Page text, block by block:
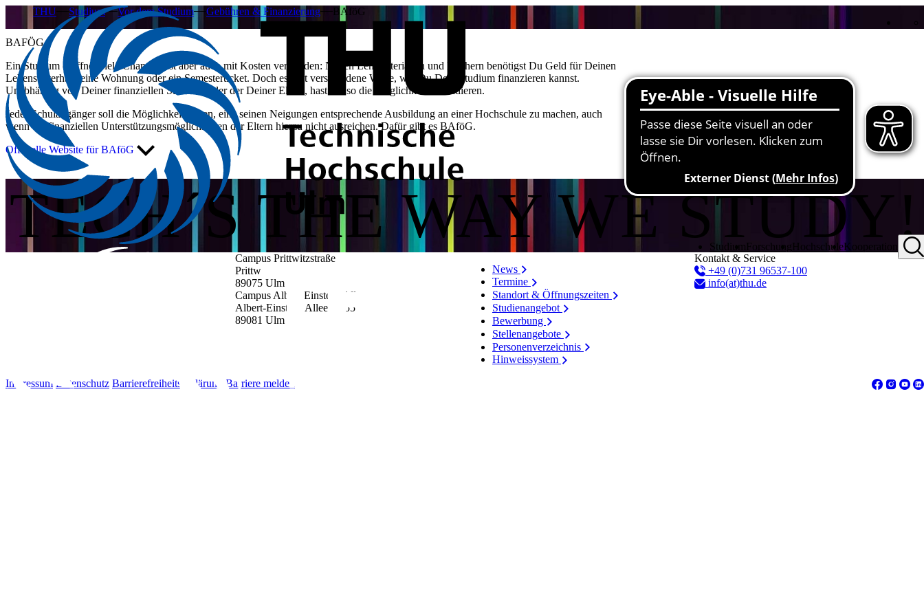
StudiumForschung HochschuleKooperation
THU Studium Vor dem Studium Gebühren & Finanzierung BAföG
BAFÖG
Ein Studium eröffnet viele Chancen, ist aber auch mit Kosten verbunden: Neben Lehrmaterialien und Büchern benötigst Du Geld für Deinen
Lebensunterhalt, eine Wohnung oder ein Semesterticket. Doch es gibt verschiedene Wege, wie Du Dein Studium finanzieren kannst.
Unabhängig von Deiner finanziellen Situation oder der Deiner Eltern, hast Du so die Möglichkeit zu studieren.
Jeder Schulabgänger soll die Möglichkeit haben, eine seinen Neigungen​ entsprechende Ausbildung an einer Hochschule zu machen, auch
wenn die finanziellen Unterstützungsmöglichkeiten der Eltern hierzu nicht ausreichen. Dafür gibt es BAföG.
Offizielle Website für BAföG
TECH´S THE WAY WE STUDY!
Campus Prittwitzstraße
Prittwitzstraße 10
89075 Ulm
Campus Albert-Einstein-Allee
Albert-Einstein-Allee 53/​55
89081 Ulm
News
Termine
Standort & Öffnungszeiten
Studienangebot
Bewerbung
Stellenangebote
Personenverzeichnis
Hinweissystem
Kontakt & Service
+49 (0)731 96537-100
info(at)thu.de
Impressum Datenschutz Barrierefreiheitserklärung Barriere melden